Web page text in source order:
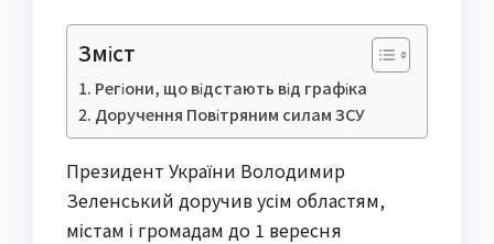
Зміст
Регіони, що відстають від графіка
Доручення Повітряним силам ЗСУ
Президент України Володимир
Зеленський доручив усім областям,
містам і громадам до 1 вересня